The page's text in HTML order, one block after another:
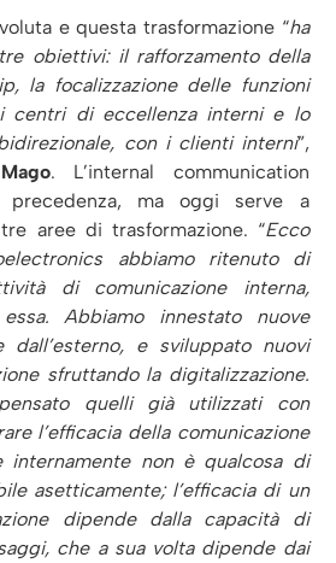
e questa trasformazione “ha
obiettivi: il rafforzamento della
la focalizzazione delle funzioni
centri di eccellenza interni e lo
con i clienti interni”,
. L’internal communication
precedenza, ma oggi serve a
aree di trasformazione. “Ecco
abbiamo ritenuto di
di comunicazione interna,
Abbiamo innestato nuove
dall’esterno, e sviluppato nuovi
sfruttando la digitalizzazione.
quelli già utilizzati con
l’efficacia della comunicazione
internamente non è qualcosa di
asetticamente; l’efficacia di un
dipende dalla capacità di
che a sua volta dipende dai